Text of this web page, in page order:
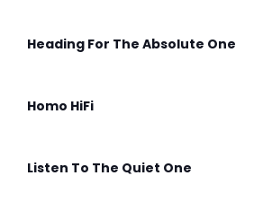
Heading For The Absolute One
Homo HiFi
Listen To The Quiet One